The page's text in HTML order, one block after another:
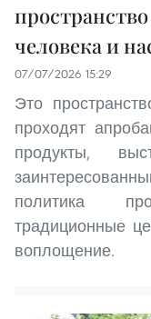
человека и
07/07/2026 15:29
Это
проходят
продукты,
политика
традиционные
воплощение.